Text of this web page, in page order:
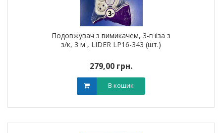
Подовжувач з вимикачем, 3-гніза з
з/к, 3 м , LIDER LP16-343 (шт.)
279,00 грн.
В кошик